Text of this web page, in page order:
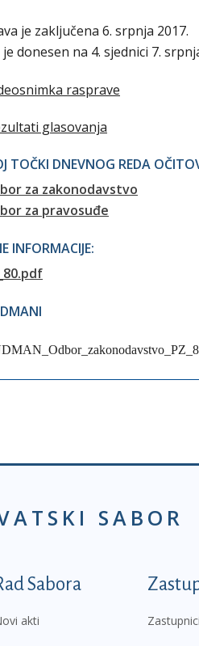
je zaključena 6. srpnja 2017.
donesen na 4. sjednici 7.
rasprave
glasovanja
TOČKI DNEVNOG REDA
za zakonodavstvo
za pravosuđe
INFORMACIJE:
SABOR
prvi
Sabora
akti